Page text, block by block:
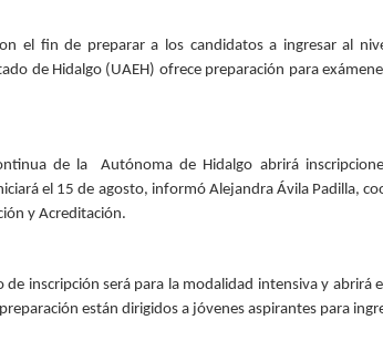
el fin de preparar a los candidatos a ingresar al
de Hidalgo (UAEH) ofrece preparación para
de la Autónoma de Hidalgo abrirá
el 15 de agosto, informó Alejandra Ávila Padilla,
y Acreditación.
inscripción será para la modalidad intensiva y abrirá
están dirigidos a jóvenes aspirantes para